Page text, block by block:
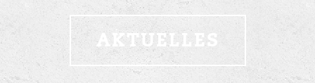
AKTUELLES